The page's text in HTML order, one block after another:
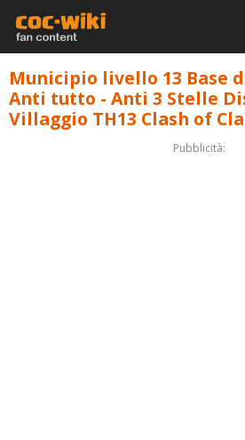
Municipio livello 13 Base
Anti tutto - Anti 3 Stelle
Villaggio TH13 Clash of
Pubblicità: